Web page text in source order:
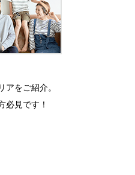
アをご紹介。
必見です！